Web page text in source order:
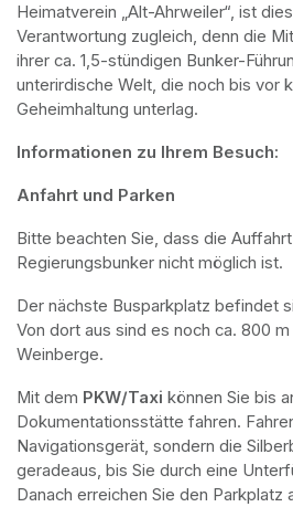
Heimatverein „Alt-Ahrweiler“, ist
Verantwortung zugleich, denn die
ihrer ca. 1,5-stündigen Bunker-
unterirdische Welt, die noch bis vor
Geheimhaltung unterlag.
Informationen zu Ihrem Besuch:
Anfahrt und Parken
Bitte beachten Sie, dass die
Regierungsbunker nicht möglich ist.
Der nächste Busparkplatz befindet
Von dort aus sind es noch ca. 800
Weinberge.
Mit dem PKW/Taxi können Sie bis
Dokumentationsstätte fahren.
Navigationsgerät, sondern die
geradeaus, bis Sie durch eine
Danach erreichen Sie den Parkplatz